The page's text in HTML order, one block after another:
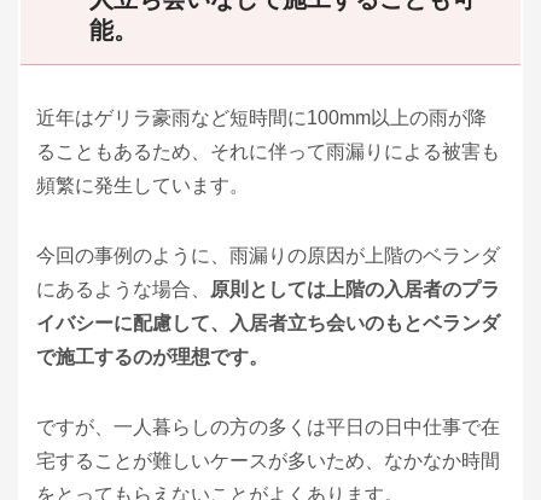
能。
近年はゲリラ豪雨など短時間に100mm以上の雨が降
ることもあるため、それに伴って雨漏りによる被害も
頻繁に発生しています。
今回の事例のように、雨漏りの原因が上階のベランダ
にあるような場合、
原則としては上階の入居者のプラ
イバシーに配慮して、入居者立ち会いのもとベランダ
で施工するのが理想です。
ですが、一人暮らしの方の多くは平日の日中仕事で在
宅することが難しいケースが多いため、なかなか時間
をとってもらえないことがよくあります。